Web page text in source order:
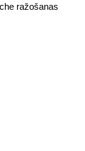
ražošanas